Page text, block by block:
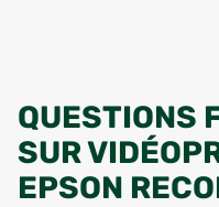
QUESTIONS
SUR
EPSON